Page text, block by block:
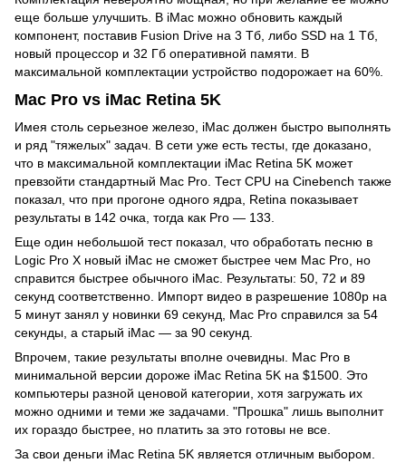
еще больше улучшить. В iMac можно обновить каждый
компонент, поставив Fusion Drive на 3 Тб, либо SSD на 1 Тб,
новый процессор и 32 Гб оперативной памяти. В
максимальной комплектации устройство подорожает на 60%.
Mac Pro vs iMac Retina 5K
Имея столь серьезное железо, iMac должен быстро выполнять
и ряд "тяжелых" задач. В сети уже есть тесты, где доказано,
что в максимальной комплектации iMac Retina 5K может
превзойти стандартный Mac Pro. Тест CPU на Cinebench также
показал, что при прогоне одного ядра, Retina показывает
результаты в 142 очка, тогда как Pro — 133.
Еще один небольшой тест показал, что обработать песню в
Logic Pro X новый iMac не сможет быстрее чем Mac Pro, но
справится быстрее обычного iMac. Результаты: 50, 72 и 89
секунд соответственно. Импорт видео в разрешение 1080p на
5 минут занял у новинки 69 секунд, Mac Pro справился за 54
секунды, а старый iMac — за 90 секунд.
Впрочем, такие результаты вполне очевидны. Mac Pro в
минимальной версии дороже iMac Retina 5K на $1500. Это
компьютеры разной ценовой категории, хотя загружать их
можно одними и теми же задачами. "Прошка" лишь выполнит
их гораздо быстрее, но платить за это готовы не все.
За свои деньги iMac Retina 5K является отличным выбором.